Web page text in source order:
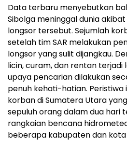
Data terbaru menyebutkan
Sibolga meninggal dunia
longsor tersebut. Sejumlah
setelah tim SAR melakukan
longsor yang sulit dijangkau.
licin, curam, dan rentan terjadi
upaya pencarian dilakukan
penuh kehati-hatian.
korban di Sumatera Utara
sepuluh orang dalam dua hari
rangkaian bencana
beberapa kabupaten dan kota